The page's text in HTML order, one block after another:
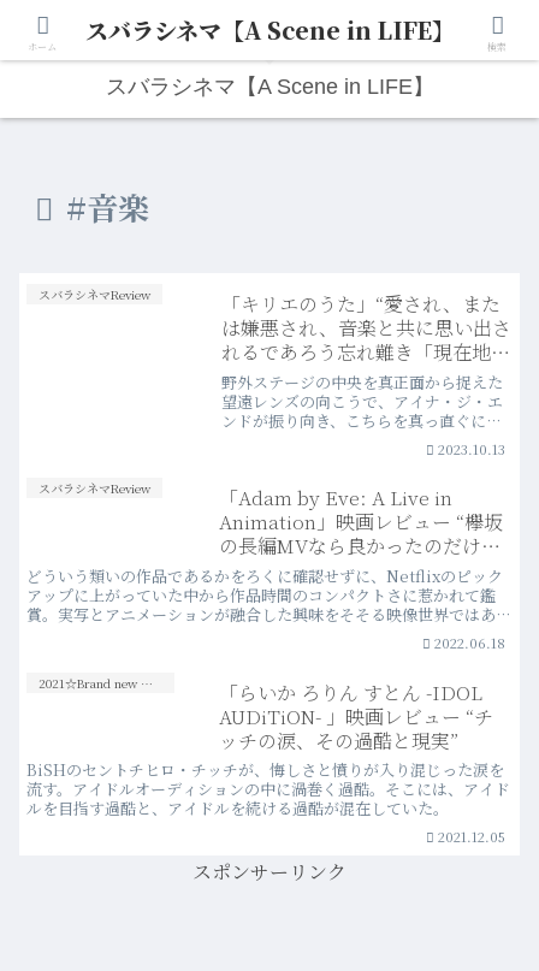
人生は“ひとりごと”から始まる。映画と写真と日々のこと。
スバラシネマ【A Scene in LIFE】
#音楽
スバラシネマReview
「キリエのうた」“愛され、また
は嫌悪され、音楽と共に思い出さ
れるであろう忘れ難き「現在地
点」”
野外ステージの中央を真正面から捉えた
望遠レンズの向こうで、アイナ・ジ・エ
ンドが振り向き、こちらを真っ直ぐに見
据えて、歌い始める。178分に渡るこ
の“音楽映画”の中で、彼女は主人公“キリ
人間の脆さと儚さ、だからこそ眩くて手
放せない“讃歌”を体現し続けた。
2023.10.13
スバラシネマReview
「Adam by Eve: A Live in
Animation」映画レビュー “欅坂
の長編MVなら良かったのだけれ
ど”
どういう類いの作品であるかをろくに確認せずに、Netflixのピック
アップに上がっていた中から作品時間のコンパクトさに惹かれて鑑
賞。実写とアニメーションが融合した興味をそそる映像世界ではあっ
たけれど、存在すら知らなかった気鋭アーティストの“長編MV”だっ
2022.06.18
2021☆Brand new Movies
「らいか ろりん すとん -IDOL
AUDiTiON- 」映画レビュー “チ
ッチの涙、その過酷と現実”
BiSHのセントチヒロ・チッチが、悔しさと憤りが入り混じった涙を
流す。アイドルオーディションの中に渦巻く過酷。そこには、アイド
ルを目指す過酷と、アイドルを続ける過酷が混在していた。
2021.12.05
スポンサーリンク
ホーム スバラシネマ【A Scene in LIFE】 検索